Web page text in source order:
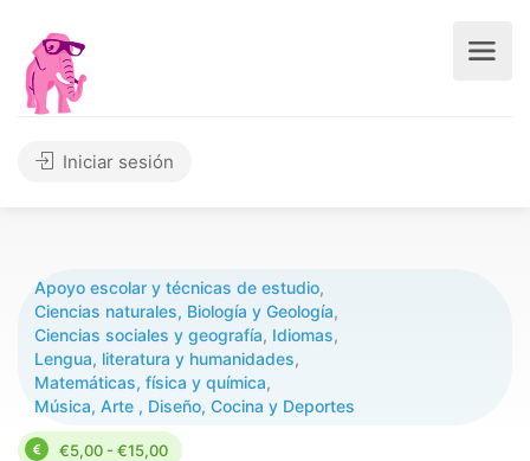
Iniciar sesión
Apoyo escolar y técnicas de estudio,
Ciencias naturales, Biología y Geología,
Ciencias sociales y geografía, Idiomas,
Lengua, literatura y humanidades,
Matemáticas, física y química,
Música, Arte , Diseño, Cocina y Deportes
€5,00 - €15,00